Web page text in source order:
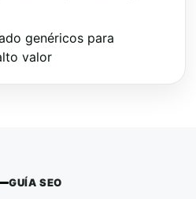
genéricos para
valor
GUÍA SEO